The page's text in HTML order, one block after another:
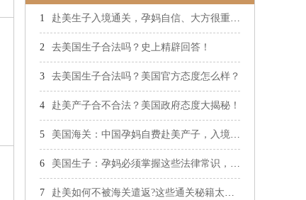
赴美生子入境通关，孕妈自信、大方很重要！
去美国生子合法吗？史上精辟回答！
去美国生子合法吗？美国官方态度怎么样？
赴美产子合不合法？美国政府态度大揭秘！
美国海关：中国孕妈自费赴美产子，入境不设限！
美国生子：孕妈必须掌握这些法律常识，防止触犯法律！
赴美如何不被海关遣返?这些通关秘籍太重要了